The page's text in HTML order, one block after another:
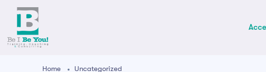
Home Uncategorized